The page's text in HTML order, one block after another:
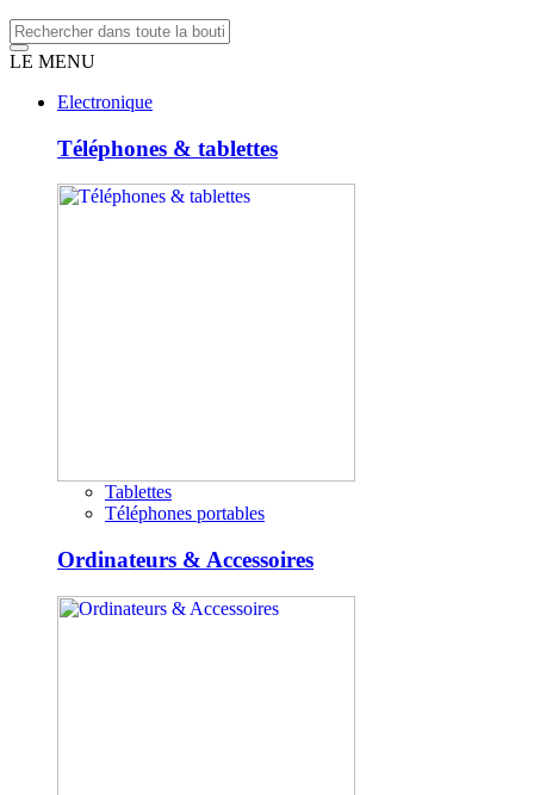
LE MENU
Electronique
Téléphones & tablettes
Tablettes
Téléphones portables
Ordinateurs & Accessoires